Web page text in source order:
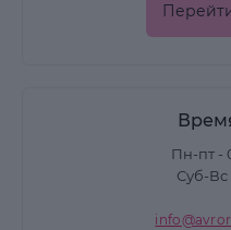
Пн-пт -
Суб-Вс